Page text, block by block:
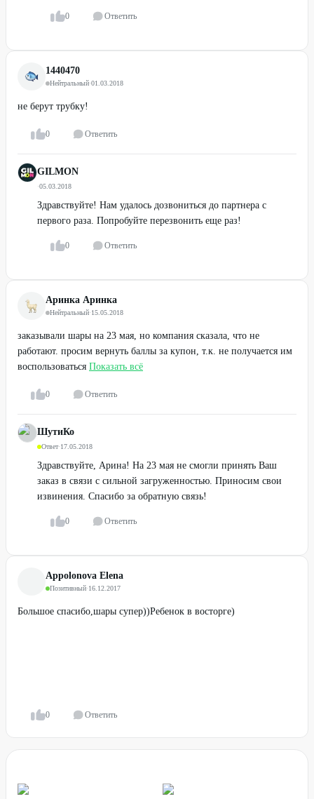
0 Ответить
1440470
Нейтральный·01.03.2018
не берут трубку!
0 Ответить
GILMON
·05.03.2018
Здравствуйте! Нам удалось дозвониться до партнера с
первого раза. Попробуйте перезвонить еще раз!
0 Ответить
Аринка Аринка
Нейтральный·15.05.2018
заказывали шары на 23 мая, но компания сказала, что не
работают. просим вернуть баллы за купон, т.к. не получается им
воспользоваться Показать всё
0 Ответить
ШутиКо
Ответ·17.05.2018
Здравствуйте, Арина! На 23 мая не смогли принять Ваш
заказ в связи с сильной загруженностью. Приносим свои
извинения. Спасибо за обратную связь!
0 Ответить
Appolonova Elena
Позитивный·16.12.2017
Большое спасибо,шары супер))Ребенок в восторге)
0 Ответить